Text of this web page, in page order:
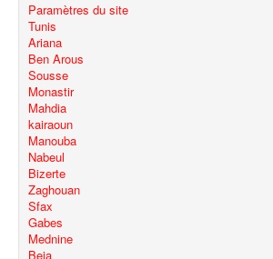
Paramètres du site
Tunis
Ariana
Ben Arous
Sousse
Monastir
Mahdia
kairaoun
Manouba
Nabeul
Bizerte
Zaghouan
Sfax
Gabes
Mednine
Beja